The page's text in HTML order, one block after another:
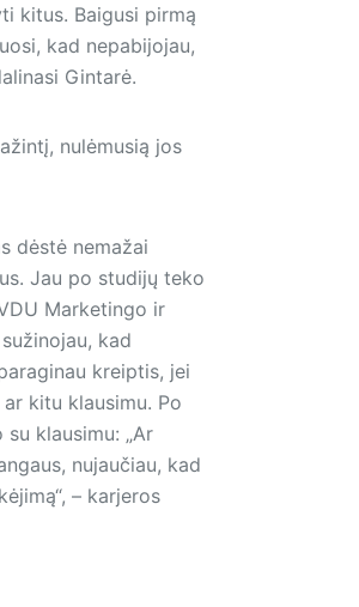
kitus. Baigusi pirmą
kad nepabijojau,
Gintarė.
nulėmusią jos
dėstė nemažai
Jau po studijų teko
Marketingo ir
kad
kreiptis, jei
kitu klausimu. Po
klausimu: „Ar
nujaučiau, kad
– karjeros